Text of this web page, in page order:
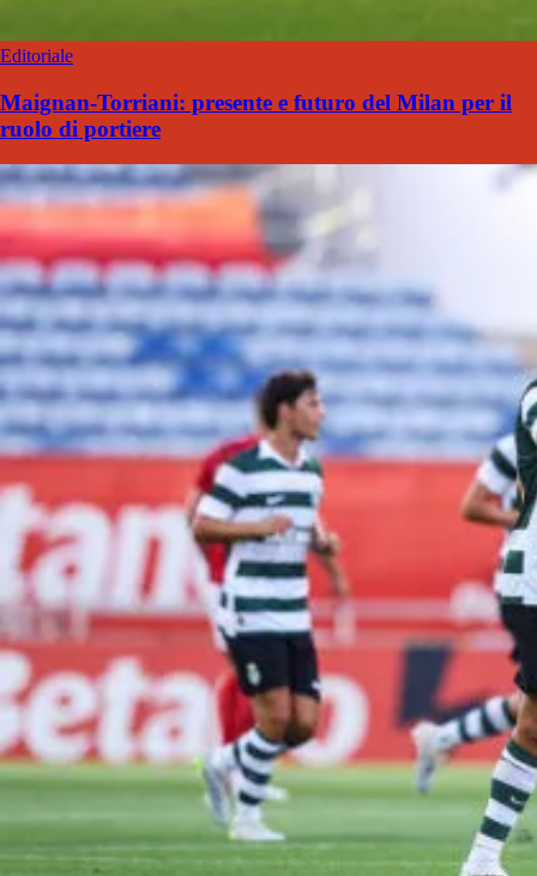
Editoriale
Maignan-Torriani: presente e futuro del Milan per il
ruolo di portiere